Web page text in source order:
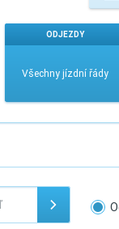
ODJEZDY
Všechny jízdní řády